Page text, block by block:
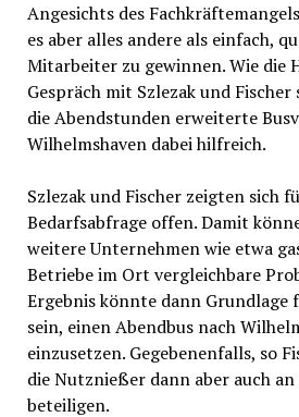
Angesichts des
es aber alles andere als einfach,
Mitarbeiter zu gewinnen. Wie die
Gespräch mit Szlezak und Fischer
die Abendstunden erweiterte
Wilhelmshaven dabei hilfreich.
Szlezak und Fischer zeigten sich
Bedarfsabfrage offen. Damit
weitere Unternehmen wie etwa
Betriebe im Ort vergleichbare
Ergebnis könnte dann Grundlage
sein, einen Abendbus nach
einzusetzen. Gegebenenfalls, so
die Nutznießer dann aber auch
beteiligen.